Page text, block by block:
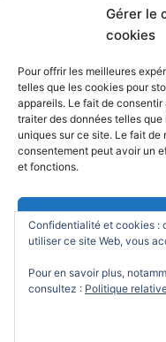
Gérer le
cookies
Pour offrir les meilleures
telles que les cookies pour
appareils. Le fait de
traiter des données telles
uniques sur ce site. Le fait de
consentement peut avoir un
et fonctions.
Voir
Site de
Published 16 juin 2015
Both comments and
← Previous
Powered byWordPress
Confidentialité et cookies :
utiliser ce site Web, vous
Pour en savoir plus,
consultez : Politique